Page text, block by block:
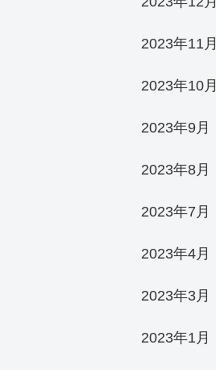
2023年11月
2023年10月
2023年9月
2023年8月
2023年7月
2023年4月
2023年3月
2023年1月